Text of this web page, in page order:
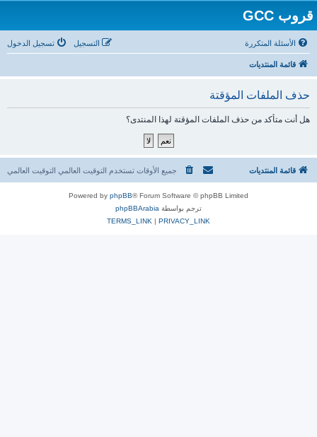
قروب GCC
الأسئلة المتكررة تسجيل الدخول التسجيل
قائمة المنتديات
حذف الملفات المؤقتة
هل أنت متأكد من حذف الملفات المؤقتة لهذا المنتدى؟
قائمة المنتديات جميع الأوقات تستخدم التوقيت العالمي التوقيت العالمي
Powered by phpBB® Forum Software © phpBB Limited
ترجم بواسطة phpBBArabia
PRIVACY_LINK
|
TERMS_LINK